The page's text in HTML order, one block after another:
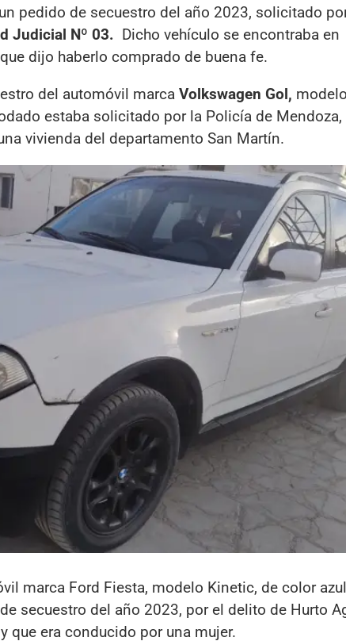
pedido de secuestro del año 2023, solicitado
Judicial Nº 03. Dicho vehículo se encontraba
dijo haberlo comprado de buena fe.
del automóvil marca Volkswagen Gol,
estaba solicitado por la Policía de
vivienda del departamento San Martín.
marca Ford Fiesta, modelo Kinetic, de color
secuestro del año 2023, por el delito de Hurto
que era conducido por una mujer.